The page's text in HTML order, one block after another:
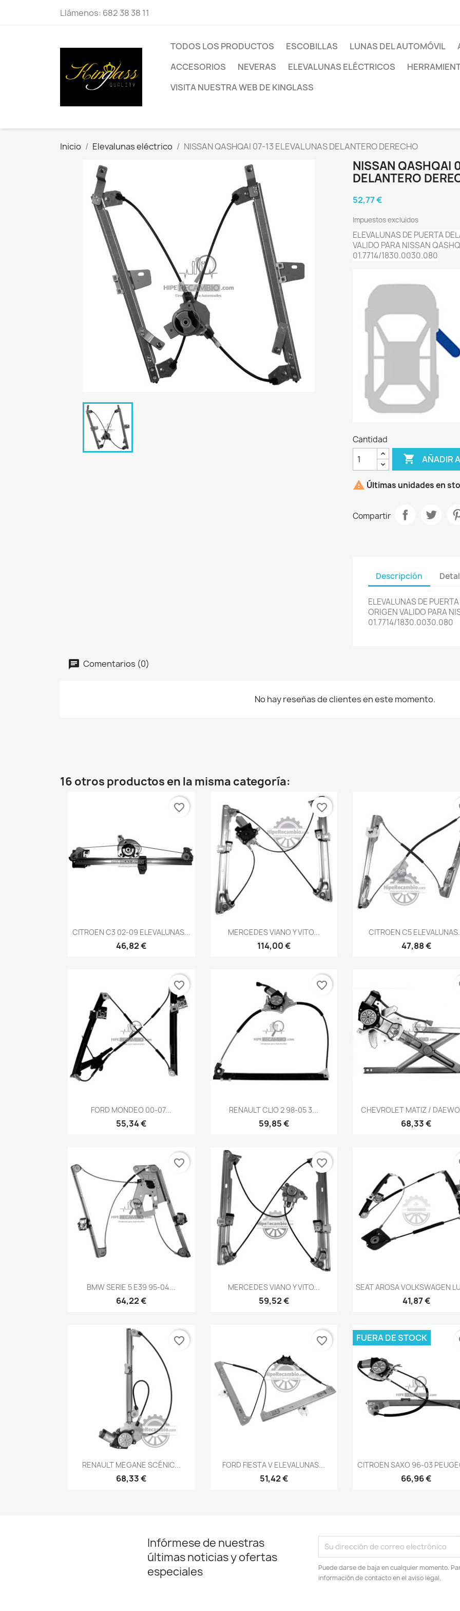
Llámenos: 682 38 38 11
TODOS LOS PRODUCTOS ESCOBILLAS LUNAS DEL AUTOMÓVIL
ACCESORIOS
NEVERAS ELEVALUNAS ELÉCTRICOS
VISITA NUESTRA WEB DE KINGLASS
Inicio Elevalunas eléctrico NISSAN QASHQAI 07-13 ELEVALUNAS DELANTERO DERECHO
NISSAN QASHQAI
DELANTERO
52,77 €
Impuestos excluidos
ELEVALUNAS DE PUERTA
VALIDO PARA NISSAN
01.7714/1830.0030.080
Cantidad
 AÑADIR
 Últimas unidades en
Compartir
Descripción
ELEVALUNAS DE
ORIGEN VALIDO PARA
01.7714/1830.0030.080
Comentarios (0)
No hay reseñas de clientes en este momento.
16 otros productos en la misma categoría:
Vista rápida
CITROEN C3 02-09 ELEVALUNAS...
46,82 €
favorite_border
Vista rápida
MERCEDES VIANO Y VITO...
114,00 €
favorite_border
Vista rápida
CITROEN C5
47,88 €
Vista rápida
FORD MONDEO 00-07...
55,34 €
favorite_border
Vista rápida
RENAULT CLIO 2 98-05 3...
59,85 €
favorite_border
Vista rápida
CHEVROLET MATIZ /
68,33 €
Vista rápida
BMW SERIE 5 E39 95-04...
64,22 €
favorite_border
Vista rápida
MERCEDES VIANO Y VITO...
59,52 €
favorite_border
Vista rápida
SEAT AROSA VOLKSWAGEN
41,87 €
Vista rápida
RENAULT MEGANE SCÉNIC...
68,33 €
favorite_border
Vista rápida
FORD FIESTA V ELEVALUNAS...
51,42 €
favorite_border
Vista rápida
CITROEN SAXO 96-03
66,96 €
FUERA DE STOCK
Infórmese de nuestras
últimas noticias y ofertas
especiales
Puede darse de baja en cualquier momento.
información de contacto en el aviso legal.